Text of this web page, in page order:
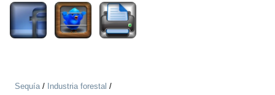
Sequía/ Industria forestal /